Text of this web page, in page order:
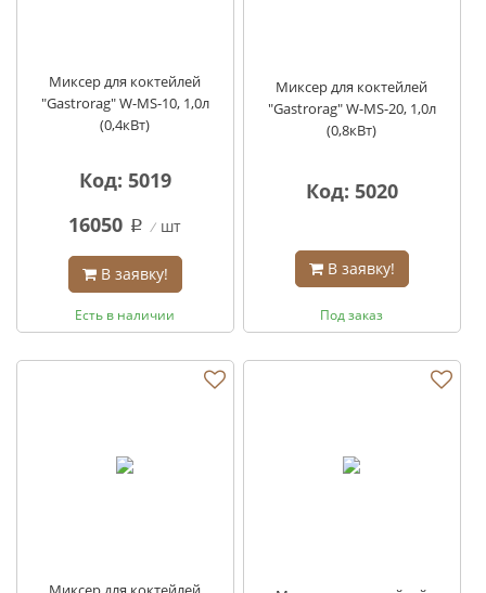
Миксер для коктейлей
"Gastrorag" W-MS-10, 1,0л
(0,4кВт)
Код: 5019
16050 q шт
В заявку!
Есть в наличии
Миксер для коктейлей
"Gastrorag" W-MS-20, 1,0л
(0,8кВт)
Код: 5020
В заявку!
Под заказ